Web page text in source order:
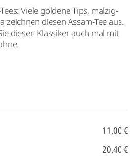
Viele goldene Tips, malzig-
diesen Assam-Tee aus.
diesen Klassiker auch mal mit
11,00 €
20,40 €